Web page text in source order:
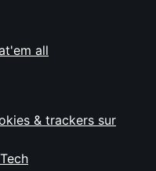
all
& trackers sur